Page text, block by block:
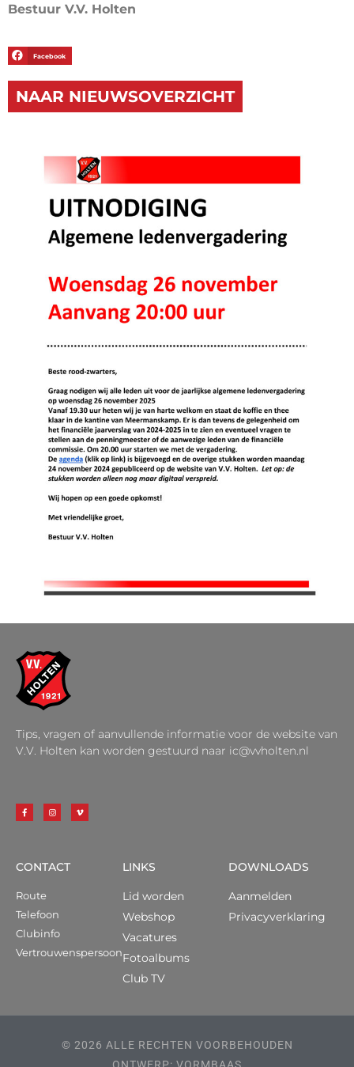
Bestuur V.V. Holten
Facebook
NAAR NIEUWSOVERZICHT
Tips, vragen of aanvullende informatie voor de website van
V.V. Holten kan worden gestuurd naar ic@vvholten.nl
CONTACT
Route
Telefoon
Clubinfo
Vertrouwenspersoon
LINKS
Lid worden
Webshop
Vacatures
Fotoalbums
Club TV
DOWNLOADS
Aanmelden
Privacyverklaring
© 2026 ALLE RECHTEN VOORBEHOUDEN